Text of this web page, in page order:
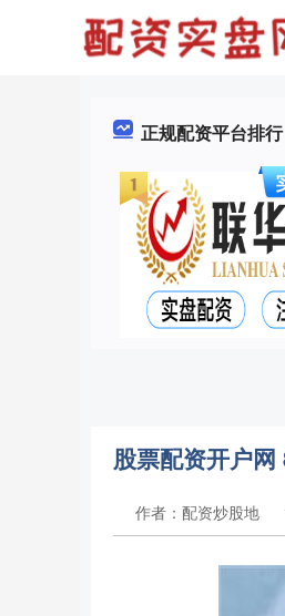
正规配资平台排行
股票配资开户
作者：配资炒股地